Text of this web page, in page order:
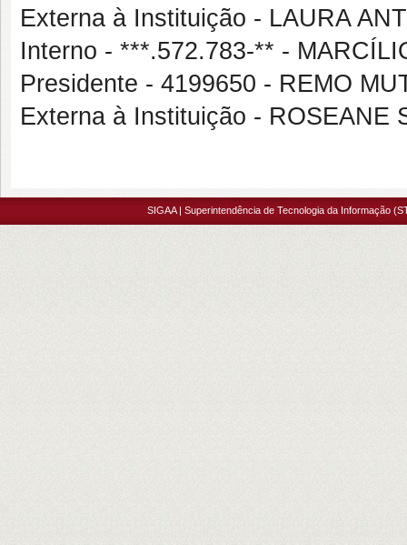
Externa à Instituição - LAURA
Interno - ***.572.783-** -
Presidente - 4199650 - REMO
Externa à Instituição - ROSEANE
SIGAA | Superintendência de Tecnologia da Informação